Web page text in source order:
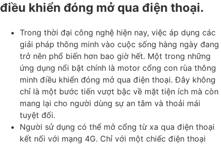
điều khiển đóng mở qua điện thoại.
Trong thời đại công nghệ hiện nay, việc áp dụng các
giải pháp thông minh vào cuộc sống hàng ngày đang
trở nên phổ biến hơn bao giờ hết. Một trong những
ứng dụng nổi bật chính là motor cổng con rùa thông
minh điều khiển đóng mở qua điện thoại. Đây không
chỉ là một bước tiến vượt bậc về mặt tiện ích mà còn
mang lại cho người dùng sự an tâm và thoải mái
tuyệt đối.
Người sử dụng có thể mở cổng từ xa qua điện thoại
kết nối với mạng 4G. Chỉ với một chiếc điện thoại